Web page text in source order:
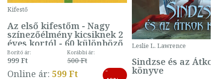
Kifestő
Az első kifestőm - Nagy
színezőélmény kicsiknek 2
éves kortól - 60 különböző
mintával (gombás)
Borító ár:
999 Ft
Korábbi ár:
500 Ft
Online ár: 599 Ft
-
Leslie L. Lawrence
Sindzse és az Átkok
könyve